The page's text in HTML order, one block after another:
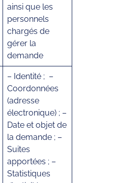
ainsi que les
personnels
chargés de
gérer la
demande
– Identité ; –
Coordonnées
(adresse
électronique) ; –
Date et objet de
la demande ; –
Suites
apportées ; –
Statistiques